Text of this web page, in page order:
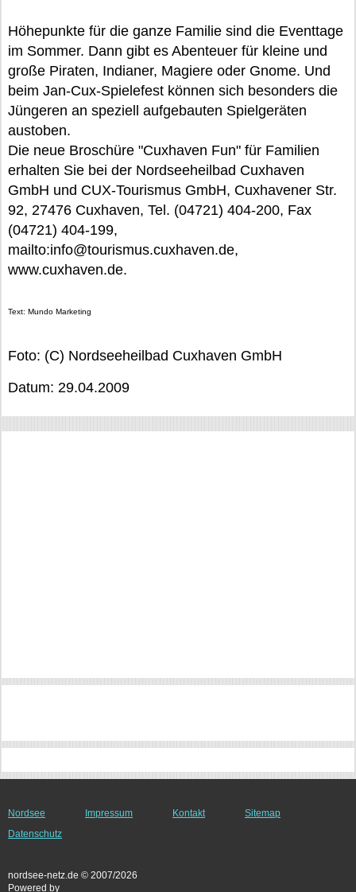
Höhepunkte für die ganze Familie sind die Eventtage
im Sommer. Dann gibt es Abenteuer für kleine und
große Piraten, Indianer, Magiere oder Gnome. Und
beim Jan-Cux-Spielefest können sich besonders die
Jüngeren an speziell aufgebauten Spielgeräten
austoben.
Die neue Broschüre "Cuxhaven Fun" für Familien
erhalten Sie bei der Nordseeheilbad Cuxhaven
GmbH und CUX-Tourismus GmbH, Cuxhavener Str.
92, 27476 Cuxhaven, Tel. (04721) 404-200, Fax
(04721) 404-199,
mailto:info@tourismus.cuxhaven.de,
www.cuxhaven.de.
Text: Mundo Marketing
Foto: (C) Nordseeheilbad Cuxhaven GmbH
Datum: 29.04.2009
Nordsee Impressum Kontakt
Sitemap
Datenschutz
nordsee-netz.de © 2007/2026
Powered by